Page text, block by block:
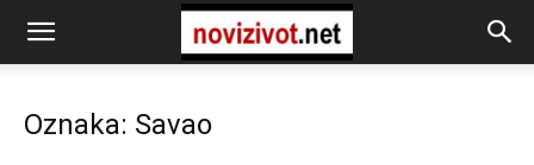
Oznaka: Savao